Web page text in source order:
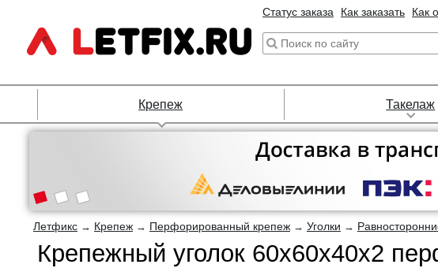
Статус заказа Как заказать Как
Крепеж Такелаж
Летфикс → Крепеж → Перфорированный крепеж → Уголки →
Крепежный уголок 60х60х40х2